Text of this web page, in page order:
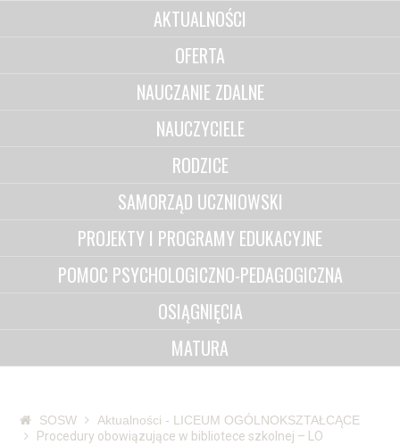
AKTUALNOŚCI
OFERTA
NAUCZANIE ZDALNE
NAUCZYCIELE
RODZICE
SAMORZĄD UCZNIOWSKI
PROJEKTY I PROGRAMY EDUKACYJNE
POMOC PSYCHOLOGICZNO-PEDAGOGICZNA
OSIĄGNIĘCIA
MATURA
SOSW
Aktualności - LICEUM OGÓLNOKSZTAŁCĄCE
Procedury obowiązujące w bibliotece szkolnej – LO